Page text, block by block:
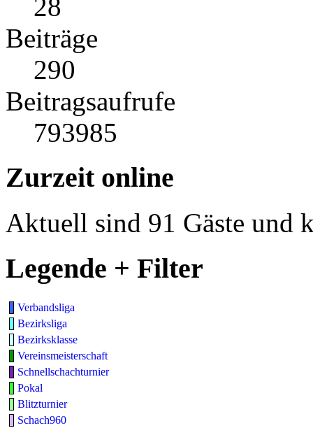
28
Beiträge
290
Beitragsaufrufe
793985
Zurzeit online
Aktuell sind 91 Gäste und
Legende + Filter
Verbandsliga
Bezirksliga
Bezirksklasse
Vereinsmeisterschaft
Schnellschachturnier
Pokal
Blitzturnier
Schach960